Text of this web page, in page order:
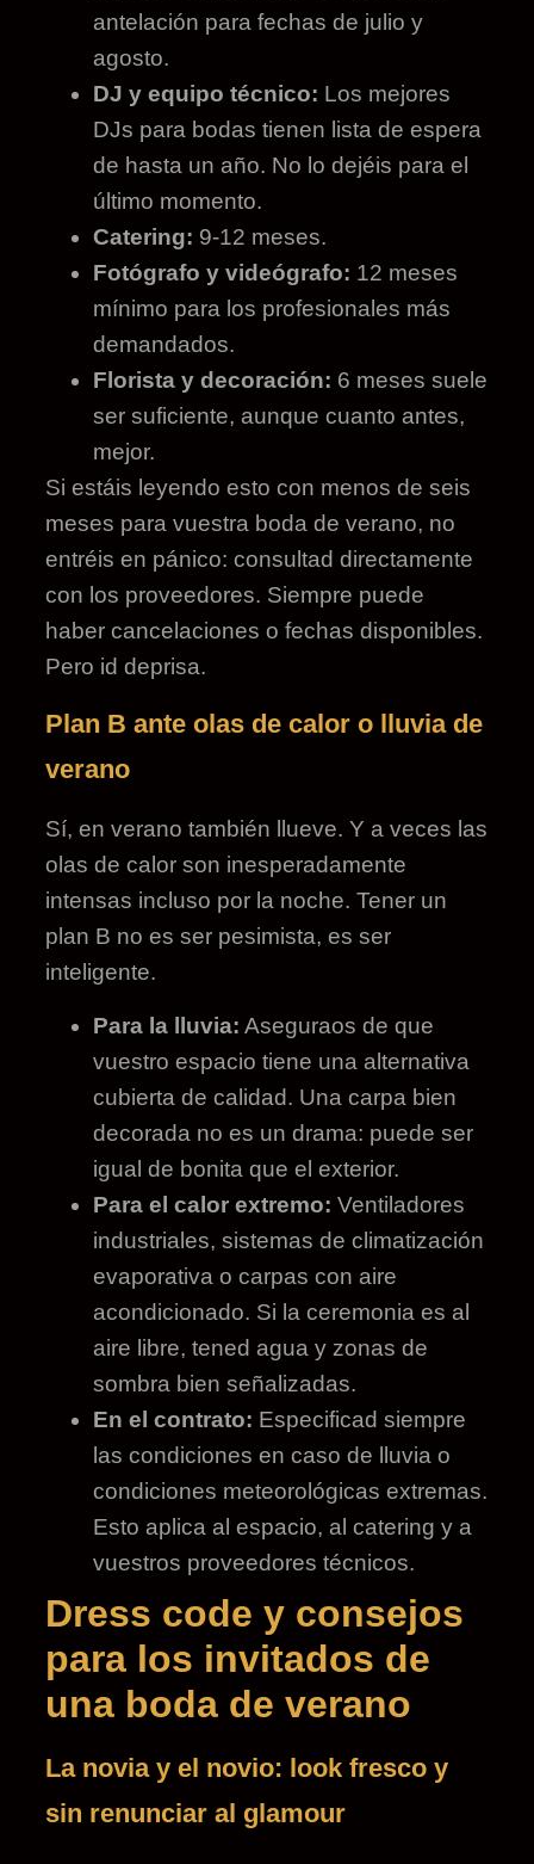
antelación para fechas de julio y
agosto.
DJ y equipo técnico: Los mejores
DJs para bodas tienen lista de espera
de hasta un año. No lo dejéis para el
último momento.
Catering: 9-12 meses.
Fotógrafo y videógrafo: 12 meses
mínimo para los profesionales más
demandados.
Florista y decoración: 6 meses suele
ser suficiente, aunque cuanto antes,
mejor.
Si estáis leyendo esto con menos de seis
meses para vuestra boda de verano, no
entréis en pánico: consultad directamente
con los proveedores. Siempre puede
haber cancelaciones o fechas disponibles.
Pero id deprisa.
Plan B ante olas de calor o lluvia de
verano
Sí, en verano también llueve. Y a veces las
olas de calor son inesperadamente
intensas incluso por la noche. Tener un
plan B no es ser pesimista, es ser
inteligente.
Para la lluvia: Aseguraos de que
vuestro espacio tiene una alternativa
cubierta de calidad. Una carpa bien
decorada no es un drama: puede ser
igual de bonita que el exterior.
Para el calor extremo: Ventiladores
industriales, sistemas de climatización
evaporativa o carpas con aire
acondicionado. Si la ceremonia es al
aire libre, tened agua y zonas de
sombra bien señalizadas.
En el contrato: Especificad siempre
las condiciones en caso de lluvia o
condiciones meteorológicas extremas.
Esto aplica al espacio, al catering y a
vuestros proveedores técnicos.
Dress code y consejos
para los invitados de
una boda de verano
La novia y el novio: look fresco y
sin renunciar al glamour